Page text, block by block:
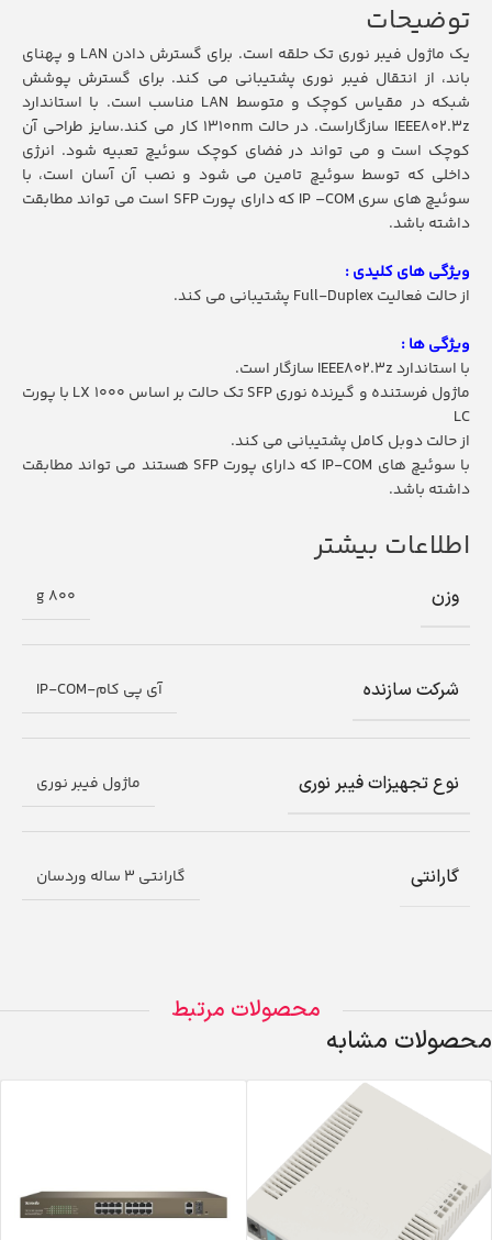
توضیحات
یک ماژول فیبر نوری تک حلقه است. برای گسترش دادن LAN و پهنای
باند، از انتقال فیبر نوری پشتیبانی می کند. برای گسترش پوشش
شبکه در مقیاس کوچک و متوسط LAN مناسب است. با استاندارد
IEEE802.3z سازگاراست. در حالت 1310nm کار می کند.سایز طراحی آن
کوچک است و می تواند در فضای کوچک سوئیچ تعبیه شود. انرژی
داخلی که توسط سوئیچ تامین می شود و نصب آن آسان است، با
سوئیچ های سری IP –COM که دارای پورت SFP است می تواند مطابقت
داشته باشد.
ویژگی های کلیدی :
از حالت فعالیت Full-Duplex پشتیبانی می کند.
ویژگی ها :
با استاندارد IEEE802.3z سازگار است.
ماژول فرستنده و گیرنده نوری SFP تک حالت بر اساس 1000 LX با پورت
LC
از حالت دوبل کامل پشتیبانی می کند.
با سوئیچ های IP-COM که دارای پورت SFP هستند می تواند مطابقت
داشته باشد.
اطلاعات بیشتر
وزن 800 g
شرکت سازنده آی پی کام-IP-COM
نوع تجهیزات فیبر نوری ماژول فیبر نوری
گارانتی گارانتی 3 ساله وردسان
محصولات مرتبط
محصولات مشابه